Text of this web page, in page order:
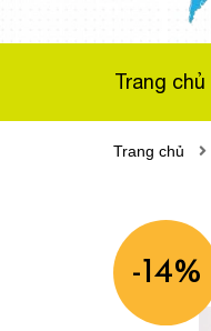
Trang chủ
Trang chủ
-14%